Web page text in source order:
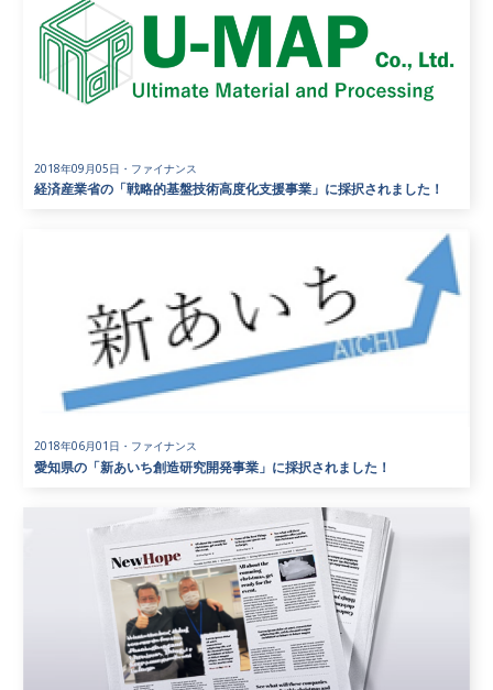
2018年09月05日 ・ ファイナンス
経済産業省の「戦略的基盤技術高度化支援事業」に採択されました！
2018年06月01日 ・ ファイナンス
愛知県の「新あいち創造研究開発事業」に採択されました！